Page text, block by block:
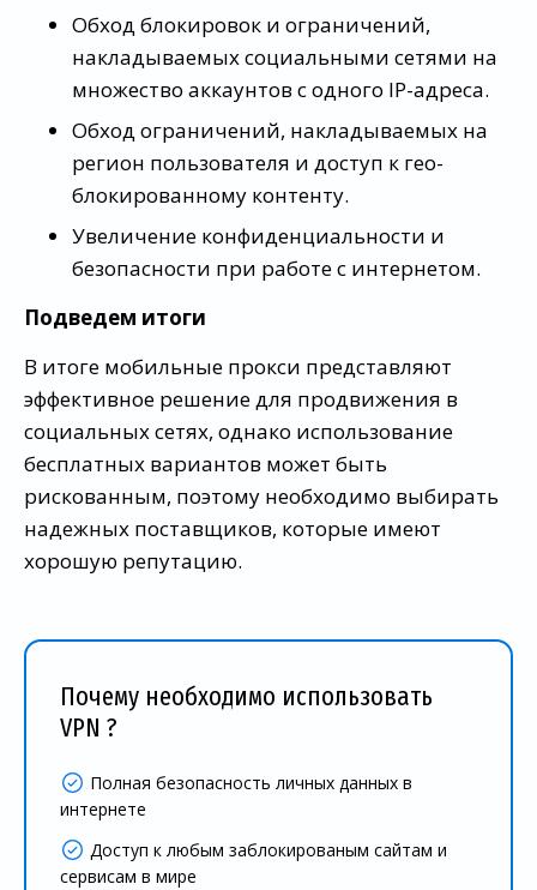
Обход блокировок и ограничений,
накладываемых социальными сетями на
множество аккаунтов с одного IP-адреса.
Обход ограничений, накладываемых на
регион пользователя и доступ к гео-
блокированному контенту.
Увеличение конфиденциальности и
безопасности при работе с интернетом.
Подведем итоги
В итоге мобильные прокси представляют
эффективное решение для продвижения в
социальных сетях, однако использование
бесплатных вариантов может быть
рискованным, поэтому необходимо выбирать
надежных поставщиков, которые имеют
хорошую репутацию.
Почему необходимо использовать
VPN ?
Полная безопасность личных данных в
интернете
Доступ к любым заблокированым сайтам и
сервисам в мире